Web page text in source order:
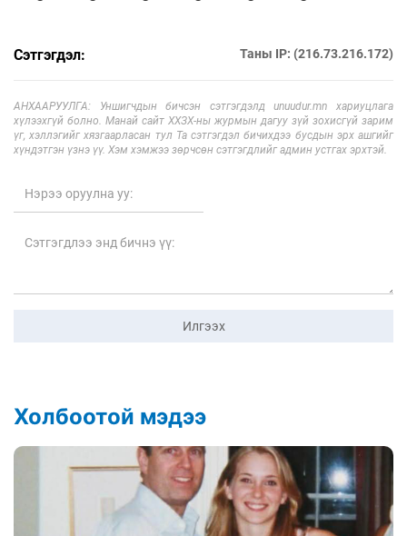
Сэтгэгдэл: Таны IP: (216.73.216.172)
АНХААРУУЛГА: Уншигчдын бичсэн сэтгэгдэлд unuudur.mn хариуцлага
хүлээхгүй болно. Манай сайт ХХЗХ-ны журмын дагуу зүй зохисгүй зарим
үг, хэллэгийг хязгаарласан тул Та сэтгэгдэл бичихдээ бусдын эрх ашгийг
хүндэтгэн үзнэ үү. Хэм хэмжээ зөрчсөн сэтгэгдлийг админ устгах эрхтэй.
Илгээх
Холбоотой мэдээ